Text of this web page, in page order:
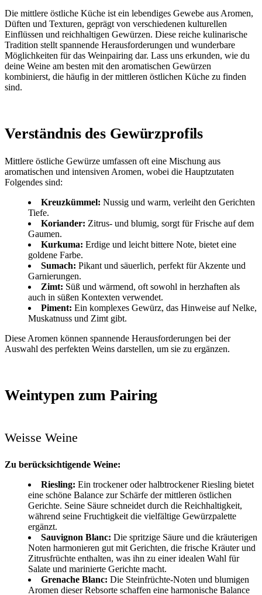
Die mittlere östliche Küche ist ein lebendiges Gewebe aus Aromen,
Düften und Texturen, geprägt von verschiedenen kulturellen
Einflüssen und reichhaltigen Gewürzen. Diese reiche kulinarische
Tradition stellt spannende Herausforderungen und wunderbare
Möglichkeiten für das Weinpairing dar. Lass uns erkunden, wie du
deine Weine am besten mit den aromatischen Gewürzen
kombinierst, die häufig in der mittleren östlichen Küche zu finden
sind.
Verständnis des Gewürzprofils
Mittlere östliche Gewürze umfassen oft eine Mischung aus
aromatischen und intensiven Aromen, wobei die Hauptzutaten
Folgendes sind:
Kreuzkümmel: Nussig und warm, verleiht den Gerichten
Tiefe.
Koriander: Zitrus- und blumig, sorgt für Frische auf dem
Gaumen.
Kurkuma: Erdige und leicht bittere Note, bietet eine
goldene Farbe.
Sumach: Pikant und säuerlich, perfekt für Akzente und
Garnierungen.
Zimt: Süß und wärmend, oft sowohl in herzhaften als
auch in süßen Kontexten verwendet.
Piment: Ein komplexes Gewürz, das Hinweise auf Nelke,
Muskatnuss und Zimt gibt.
Diese Aromen können spannende Herausforderungen bei der
Auswahl des perfekten Weins darstellen, um sie zu ergänzen.
Weintypen zum Pairing
Weisse Weine
Zu berücksichtigende Weine:
Riesling: Ein trockener oder halbtrockener Riesling bietet
eine schöne Balance zur Schärfe der mittleren östlichen
Gerichte. Seine Säure schneidet durch die Reichhaltigkeit,
während seine Fruchtigkeit die vielfältige Gewürzpalette
ergänzt.
Sauvignon Blanc: Die spritzige Säure und die kräuterigen
Noten harmonieren gut mit Gerichten, die frische Kräuter und
Zitrusfrüchte enthalten, was ihn zu einer idealen Wahl für
Salate und marinierte Gerichte macht.
Grenache Blanc: Die Steinfrüchte-Noten und blumigen
Aromen dieser Rebsorte schaffen eine harmonische Balance